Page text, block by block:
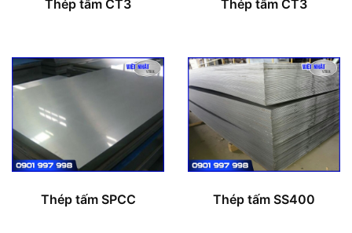
Thép tấm CT3 Thép tấm CT3
Thép tấm SPCC Thép tấm SS400